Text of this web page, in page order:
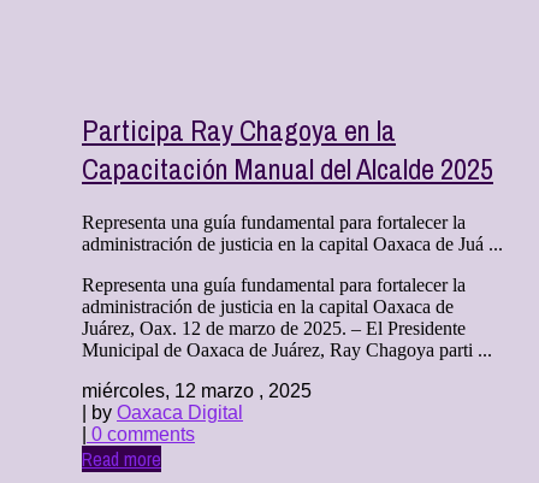
Participa Ray Chagoya en la
Capacitación Manual del Alcalde 2025
Representa una guía fundamental para fortalecer la
administración de justicia en la capital Oaxaca de Juá ...
Representa una guía fundamental para fortalecer la
administración de justicia en la capital Oaxaca de
Juárez, Oax. 12 de marzo de 2025. – El Presidente
Municipal de Oaxaca de Juárez, Ray Chagoya parti ...
miércoles, 12 marzo , 2025
| by Oaxaca Digital
0 comments
Read more